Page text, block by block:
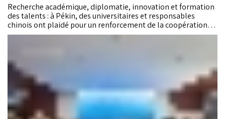
Recherche académique, diplomatie, innovation et formation
des talents : à Pékin, des universitaires et responsables
chinois ont plaidé pour un renforcement de la coopération
scientifique avec le Maroc, dans le cadre d'un partenariat